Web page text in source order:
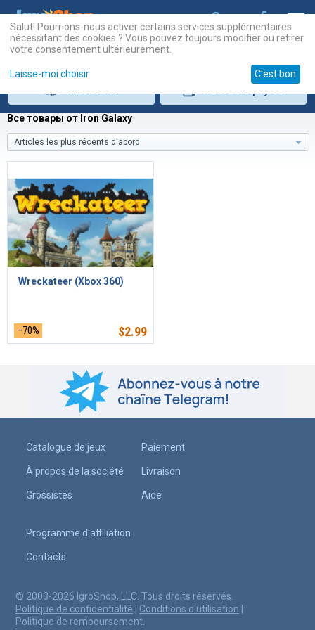
Все товары от Iron Galaxy
Articles les plus récents d'abord
Wreckateer (Xbox 360)
–70% $2.99
Catalogue de jeux
À propos de la société
Grossistes
Paiement
Livraison
Aide
Programme d'affiliation
Contacts
© 2003-2026 IgroShop, LLC. Tous droits réservés.
Politique de confidentialité
Conditions d'utilisation
Politique de remboursement
Salut! Pourrions-nous activer certains services supplémentaires
nécessitant des cookies ? Vous pouvez toujours modifier ou retirer
votre consentement ultérieurement.
Laisse-moi choisir C'est bon